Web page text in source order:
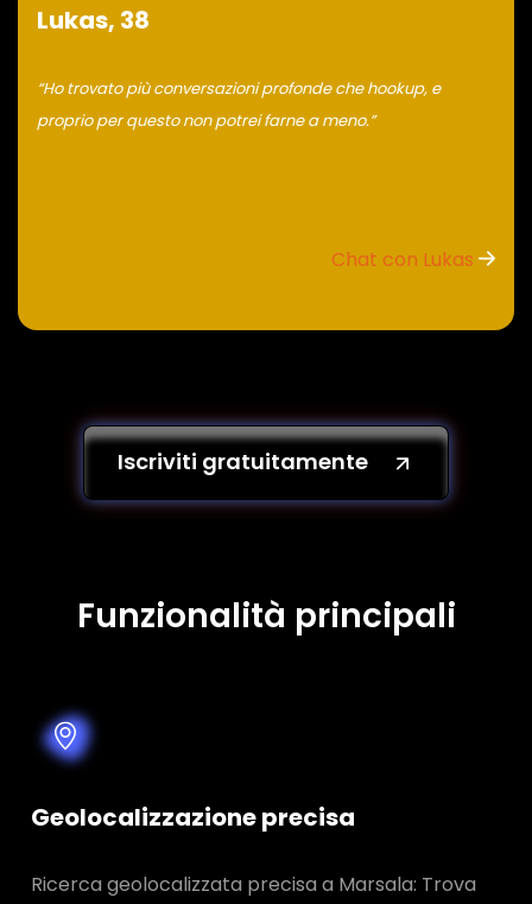
Lukas, 38
“Ho trovato più conversazioni profonde che hookup, e
proprio per questo non potrei farne a meno.”
Chat con Lukas
Iscriviti gratuitamente
Funzionalità principali
Geolocalizzazione precisa
Ricerca geolocalizzata precisa a Marsala: Trova